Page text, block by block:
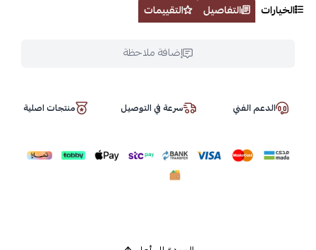
الخيارات التفاصيل التقييمات
إضافة ملاحظة
الدعم الفني سرعة في التوصيل منتجات اصلية